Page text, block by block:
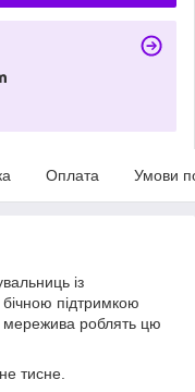
Оплата Умови
із
підтримкою
мережива роблять цю
тисне.